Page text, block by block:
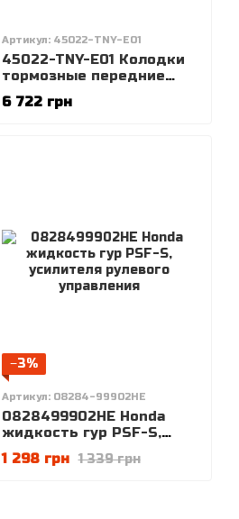
Артикул: 45022-TNY-E01
45022-TNY-E01 Колодки
тормозные передние
Honda CRV 2018-2023
6 722 грн
−3%
Артикул: 08284-99902HE
0828499902HE Honda
жидкость гур PSF-S,
усилителя рулевого
управления1 339 грн
1 298 грн